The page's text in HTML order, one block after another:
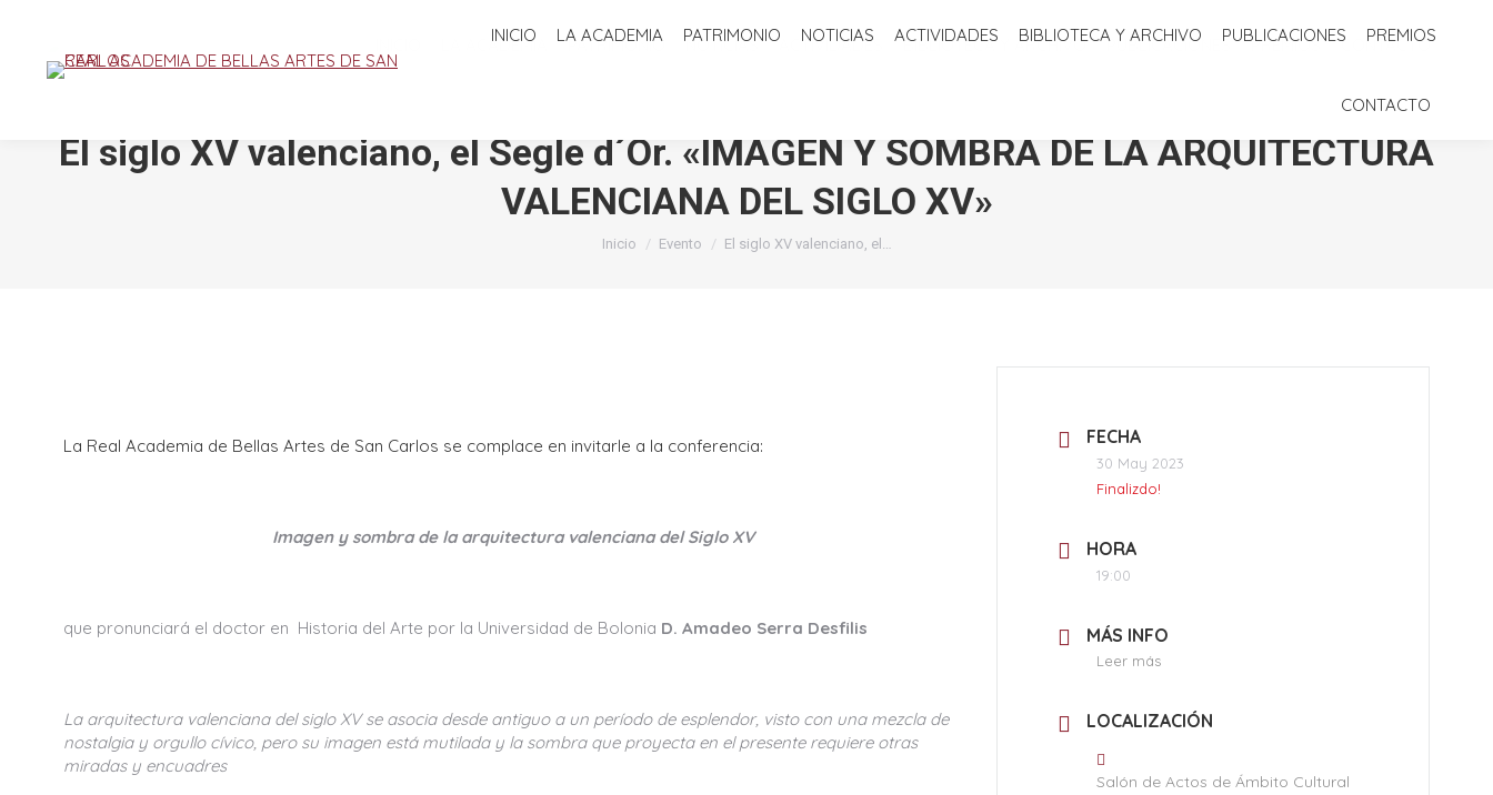
LA ACADEMIA PATRIMONIO NOTICIAS ACTIVIDADES BIBLIOTECA Y ARCHIVO PUBLICACIONES PREMIOS CONTACTO
El siglo XV valenciano, el Segle d´Or. «IMAGEN Y SOMBRA DE LA ARQUITECTURA
VALENCIANA DEL SIGLO XV»
Estás aquí:
Inicio Evento El siglo XV valenciano, el…
La Real Academia de Bellas Artes de San Carlos se complace en invitarle a la conferencia:
Imagen y sombra de la arquitectura valenciana del Siglo XV
que pronunciará el doctor en Historia del Arte por la Universidad de Bolonia D. Amadeo Serra Desfilis
La arquitectura valenciana del siglo XV se asocia desde antiguo a un período de esplendor, visto con una mezcla de
nostalgia y orgullo cívico, pero su imagen está mutilada y la sombra que proyecta en el presente requiere otras
miradas y encuadres
FECHA
30 May 2023
Finalizdo!
HORA
19:00
MÁS INFO
Leer más
LOCALIZACIÓN
Salón de Actos de Ámbito Cultural
INICIO LA ACADEMIA PATRIMONIO NOTICIAS ACTIVIDADES BIBLIOTECA Y ARCHIVO PUBLICACIONES PREMIOS
CONTACTO